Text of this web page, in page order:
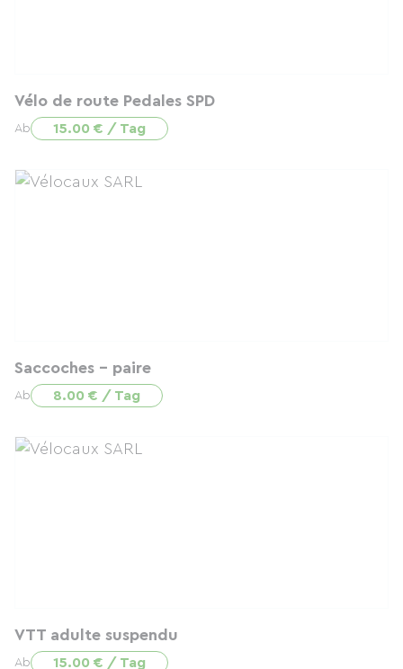
Vélo de route Pedales SPD
Ab 15.00 € / Tag
Saccoches - paire
Ab 8.00 € / Tag
VTT adulte suspendu
Ab 15.00 € / Tag